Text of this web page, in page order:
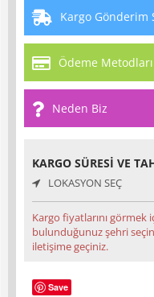
Kargo Gönderim
Ödeme Metodları
Neden Biz
KARGO SÜRESI VE
LOKASYON SEÇ
Kargo fiyatlarını
bulunduğunuz şehri
iletişime geçiniz.
Save